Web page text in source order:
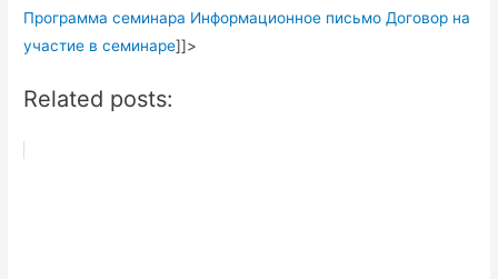
Программа семинара Информационное письмо Договор на
участие в семинаре]]>
Related posts: